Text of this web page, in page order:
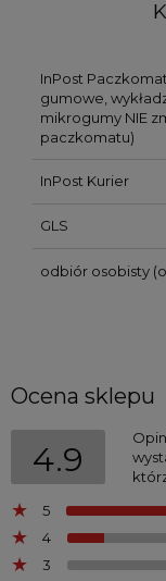
InPost
gumowe,
mikrogumy NIE
paczkomatu)
InPost Kurier
GLS
odbiór osobisty
Ocena sklepu
4.9
5
4
3